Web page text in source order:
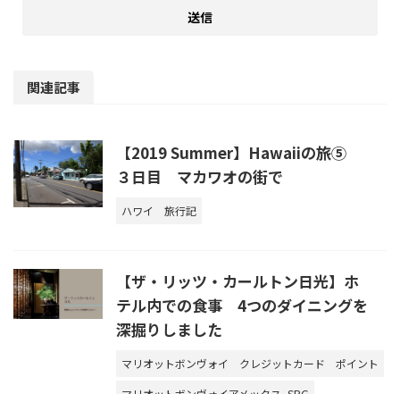
関連記事
【2019 Summer】Hawaiiの旅⑤
３日目 マカワオの街で
ハワイ 旅行記
【ザ・リッツ・カールトン日光】ホ
テル内での食事 4つのダイニングを
深掘りしました
マリオットボンヴォイ クレジットカード
ポイント